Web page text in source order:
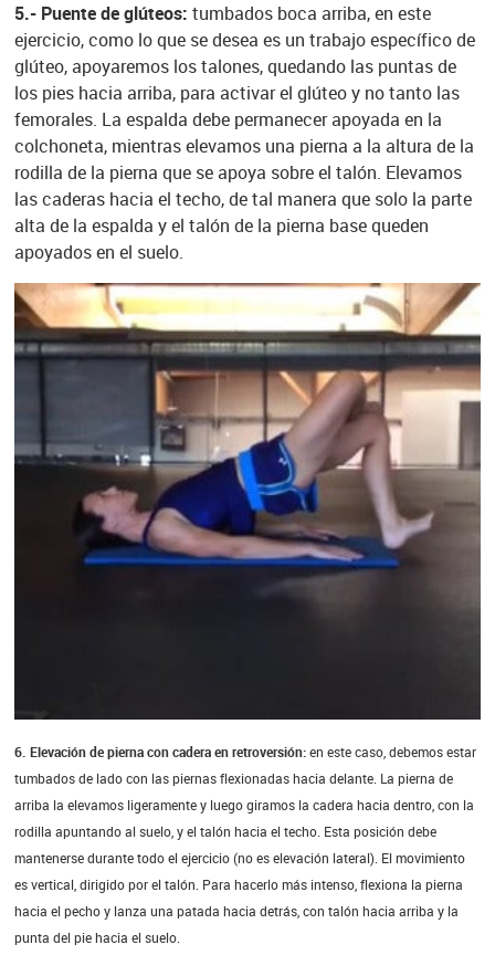
5.- Puente de glúteos: tumbados boca arriba, en este
ejercicio, como lo que se desea es un trabajo específico de
glúteo, apoyaremos los talones, quedando las puntas de
los pies hacia arriba, para activar el glúteo y no tanto las
femorales. La espalda debe permanecer apoyada en la
colchoneta, mientras elevamos una pierna a la altura de la
rodilla de la pierna que se apoya sobre el talón. Elevamos
las caderas hacia el techo, de tal manera que solo la parte
alta de la espalda y el talón de la pierna base queden
apoyados en el suelo.
6. Elevación de pierna con cadera en retroversión:en este caso, debemos estar
tumbados de lado con las piernas flexionadas hacia delante. La pierna de
arriba la elevamos ligeramente y luego giramos la cadera hacia dentro, con la
rodilla apuntando al suelo, y el talón hacia el techo. Esta posición debe
mantenerse durante todo el ejercicio (no es elevación lateral). El movimiento
es vertical, dirigido por el talón. Para hacerlo más intenso, flexiona la pierna
hacia el pecho y lanza una patada hacia detrás, con talón hacia arriba y la
punta del pie hacia el suelo.